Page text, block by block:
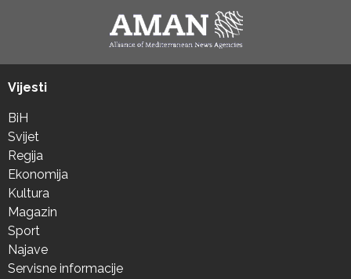
Vijesti
BiH
Svijet
Regija
Ekonomija
Kultura
Magazin
Sport
Najave
Servisne informacije